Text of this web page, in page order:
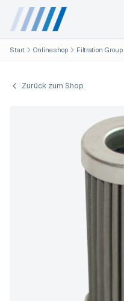
Start Onlineshop Filtration Group
Zurück zum Shop